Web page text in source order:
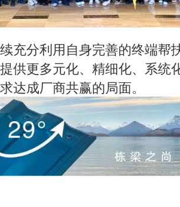
充分利用自身完善的终端帮
供更多元化、精细化、系统
达成厂商共赢的局面。